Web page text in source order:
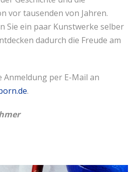
vor tausenden von Jahren.
Sie ein paar Kunstwerke selber
dadurch die Freude am
per E-Mail an
.